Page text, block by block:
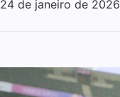
24 de janeiro de 2026